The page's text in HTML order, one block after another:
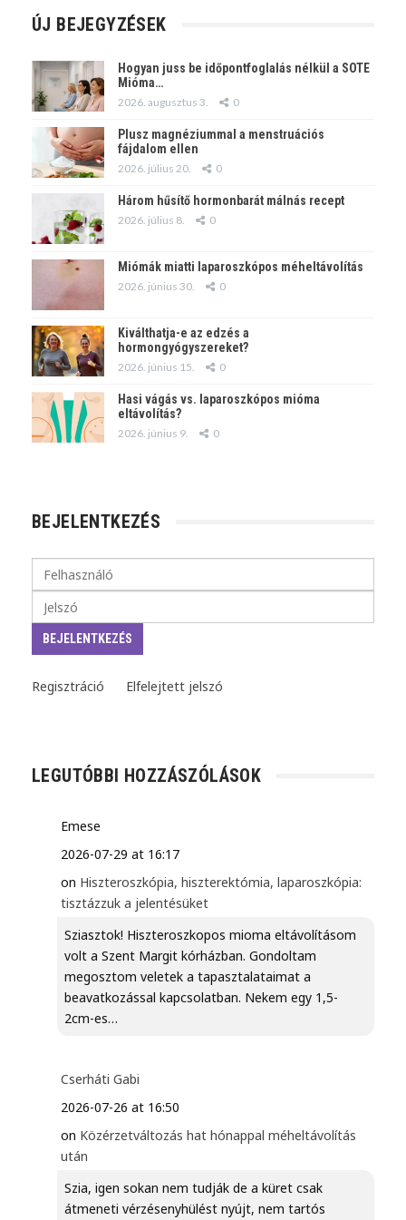
ÚJ BEJEGYZÉSEK
Hogyan juss be időpontfoglalás nélkül a SOTE
Mióma…
2026. augusztus 3. 0
Plusz magnéziummal a menstruációs
fájdalom ellen
2026. július 20. 0
Három hűsítő hormonbarát málnás recept
2026. július 8. 0
Miómák miatti laparoszkópos méheltávolítás
2026. június 30. 0
Kiválthatja-e az edzés a
hormongyógyszereket?
2026. június 15. 0
Hasi vágás vs. laparoszkópos mióma
eltávolítás?
2026. június 9. 0
BEJELENTKEZÉS
Regisztráció Elfelejtett jelszó
LEGUTÓBBI HOZZÁSZÓLÁSOK
Emese
2026-07-29 at 16:17
on Hiszteroszkópia, hiszterektómia, laparoszkópia:
tisztázzuk a jelentésüket
Sziasztok! Hiszteroszkopos mioma eltávolításom
volt a Szent Margit kórházban. Gondoltam
megosztom veletek a tapasztalataimat a
beavatkozással kapcsolatban. Nekem egy 1,5-
2cm-es…
Cserháti Gabi
2026-07-26 at 16:50
on Közérzetváltozás hat hónappal méheltávolítás
után
Szia, igen sokan nem tudják de a küret csak
átmeneti vérzésenyhülést nyújt, nem tartós